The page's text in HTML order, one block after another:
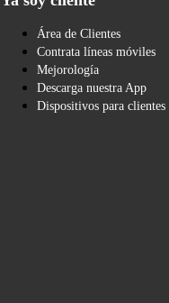
Área de Clientes
Contrata líneas móviles
Mejorología
Descarga nuestra App
Dispositivos para clientes